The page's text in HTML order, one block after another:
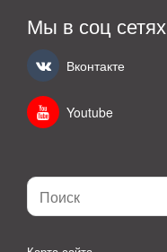
Мы в соц сетях
Вконтакте
Youtube